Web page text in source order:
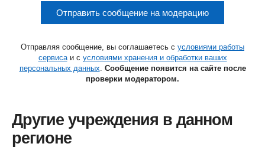
Отправить сообщение на модерацию
Отправляя сообщение, вы соглашаетесь с условиями работы
сервисаи с условиями хранения и обработки ваших
персональных данных. Сообщение появится на сайте после
проверки модератором.
Другие учреждения в данном
регионе